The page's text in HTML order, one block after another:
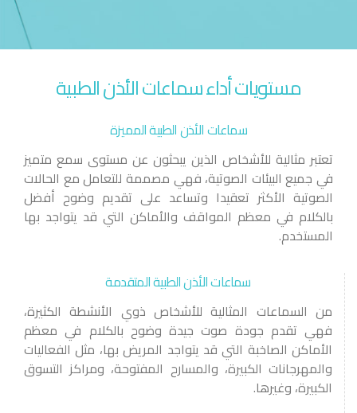
مستويات أداء سماعات الأذن الطبية
سماعات الأذن الطبية المميزة
تعتبر مثالية للأشخاص الذين يبحثون عن مستوى سمع متميز
في جميع البيئات الصوتية، فهي مصممة للتعامل مع الحالات
الصوتية الأكثر تعقيدا وتساعد على تقديم وضوح أفضل
بالكلام في معظم المواقف والأماكن التي قد يتواجد بها
المستخدم.
سماعات الأذن الطبية المتقدمة
من السماعات المثالية للأشخاص ذوي الأنشطة الكثيرة،
فهي تقدم جودة صوت جيدة وضوح بالكلام في معظم
الأماكن الصاخبة التي قد يتواجد المريض بها، مثل الفعاليات
والمهرجانات الكبيرة، والمسارح المفتوحة، ومراكز التسوق
الكبيرة، وغيرها.